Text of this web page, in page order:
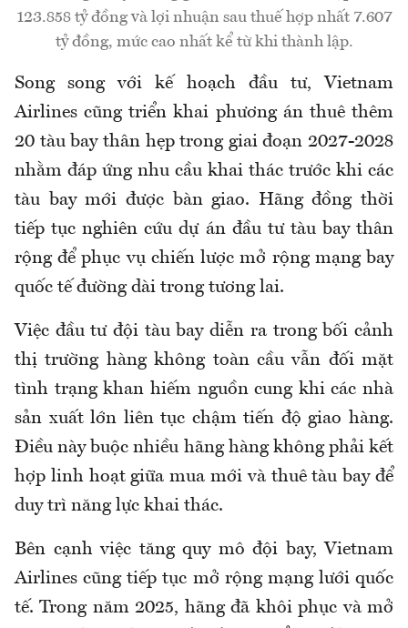
123.858 tỷ đồng và lợi nhuận sau thuế hợp nhất 7.607
tỷ đồng, mức cao nhất kể từ khi thành lập.
Song song với kế hoạch đầu tư, Vietnam
Airlines cũng triển khai phương án thuê thêm
20 tàu bay thân hẹp trong giai đoạn 2027-2028
nhằm đáp ứng nhu cầu khai thác trước khi các
tàu bay mới được bàn giao. Hãng đồng thời
tiếp tục nghiên cứu dự án đầu tư tàu bay thân
rộng để phục vụ chiến lược mở rộng mạng bay
quốc tế đường dài trong tương lai.
Việc đầu tư đội tàu bay diễn ra trong bối cảnh
thị trường hàng không toàn cầu vẫn đối mặt
tình trạng khan hiếm nguồn cung khi các nhà
sản xuất lớn liên tục chậm tiến độ giao hàng.
Điều này buộc nhiều hãng hàng không phải kết
hợp linh hoạt giữa mua mới và thuê tàu bay để
duy trì năng lực khai thác.
Bên cạnh việc tăng quy mô đội bay, Vietnam
Airlines cũng tiếp tục mở rộng mạng lưới quốc
tế. Trong năm 2025, hãng đã khôi phục và mở